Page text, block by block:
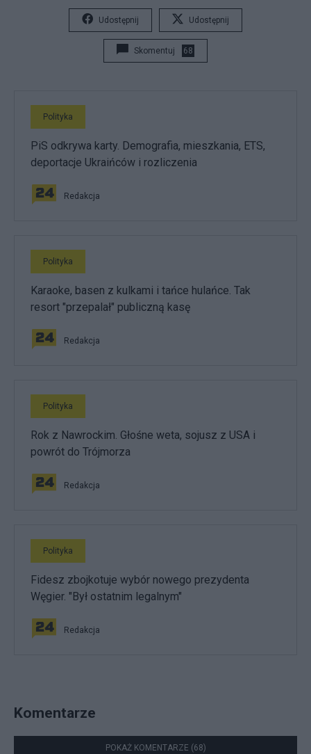
Udostępnij Udostępnij
Skomentuj 68
Polityka
PiS odkrywa karty. Demografia, mieszkania, ETS,
deportacje Ukraińców i rozliczenia
Redakcja
Polityka
Karaoke, basen z kulkami i tańce hulańce. Tak
resort "przepalał" publiczną kasę
Redakcja
Polityka
Rok z Nawrockim. Głośne weta, sojusz z USA i
powrót do Trójmorza
Redakcja
Polityka
Fidesz zbojkotuje wybór nowego prezydenta
Węgier. "Był ostatnim legalnym"
Redakcja
Komentarze
POKAŻ KOMENTARZE (68)